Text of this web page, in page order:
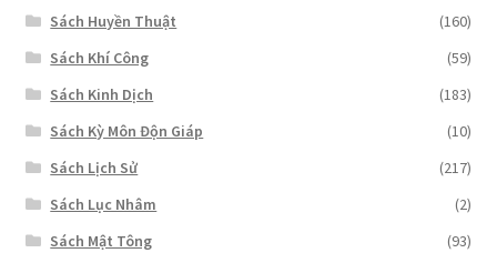
Sách Huyền Thuật
(160)
Sách Khí Công
(59)
Sách Kinh Dịch
(183)
Sách Kỳ Môn Độn Giáp
(10)
Sách Lịch Sử
(217)
Sách Lục Nhâm
(2)
Sách Mật Tông
(93)